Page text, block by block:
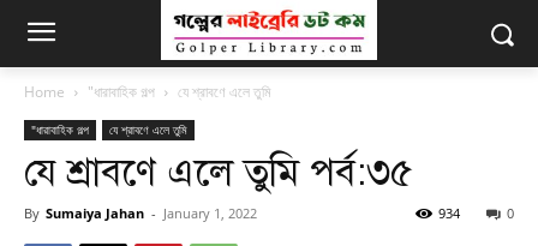
Home "ধারাবাহিক গল্প যে শ্রাবণে এলে তুমি
"ধারাবাহিক গল্প যে শ্রাবণে এলে তুমি
যে শ্রাবণে এলে তুমি পর্ব:৩৫
By Sumaiya Jahan - January 1, 2022 0
934